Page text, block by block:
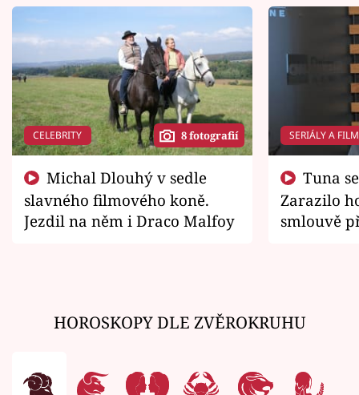
CELEBRITY 8 fotografií
slavného filmového koně.
Jezdil na něm i Draco Malfoy
SERIÁLY A
Zarazilo
smlouvě
HOROSKOPY DLE ZVĚROKRUHU